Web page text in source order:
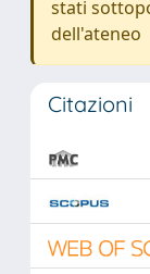
stati
dell'ateneo
Citazioni